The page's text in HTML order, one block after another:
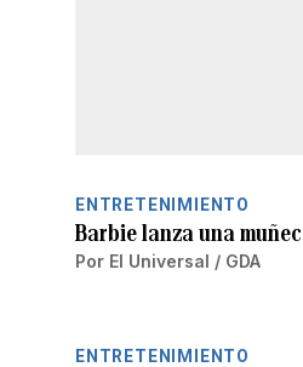
ENTRETENIMIENTO
Barbie lanza una
Por El Universal / GDA
ENTRETENIMIENTO